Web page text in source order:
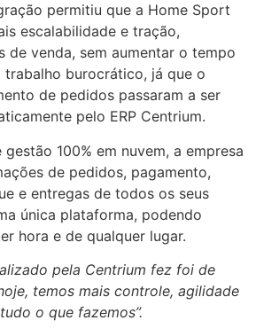
permitiu que a Home Sport
escalabilidade e tração,
de venda, sem aumentar o tempo
burocrático, já que o
de pedidos passaram a ser
pelo ERP Centrium.
100% em nuvem, a empresa
de pedidos, pagamento,
e entregas de todos os seus
única plataforma, podendo
hora e de qualquer lugar.
pela Centrium fez foi de
temos mais controle, agilidade
o que fazemos”.